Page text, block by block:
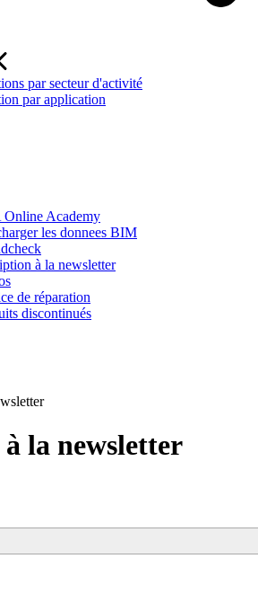
par secteur d'activité
par application
Academy
les donnees BIM
à la newsletter
de réparation
discontinués
la newsletter